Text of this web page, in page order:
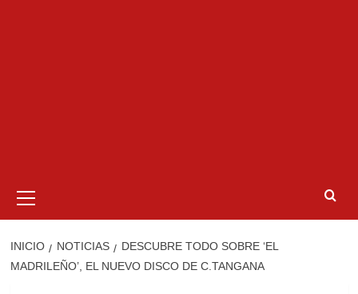
primario
INICIO NOTICIAS
DESCUBRE TODO SOBRE ‘EL
MADRILEÑO’, EL NUEVO DISCO DE C.TANGANA